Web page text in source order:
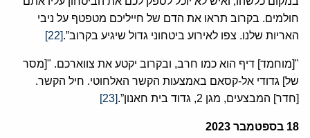
חולמים. בקרוב תראו את הדם של חייליכם מטפטף על ניבי
האריות שלנו. צפו לאירוע ביטחוני גדול שיגיע בקרוב”.[22]
"[מוחמד] דיף הוא כמו חרב, ובקרוב יקטע את צווארכם. "[מסר
של] גדודי אל-קסאם באמצעות הקשר האלחוטי. חיל הקשר.
[חדר] המבצעים, מגן 2, גדוד בית חאנון”.
[23]
18 בספטמבר 2023